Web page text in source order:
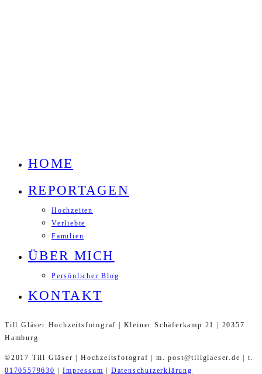
HOME
REPORTAGEN
Hochzeiten
Verliebte
Familien
ÜBER MICH
Persönlicher Blog
KONTAKT
Till Gläser Hochzeitsfotograf | Kleiner Schäferkamp 21 | 20357
Hamburg
©2017 Till Gläser | Hochzeitsfotograf | m. post@tillglaeser.de | t.
01705579630
|Impressum Datenschutzerklärung